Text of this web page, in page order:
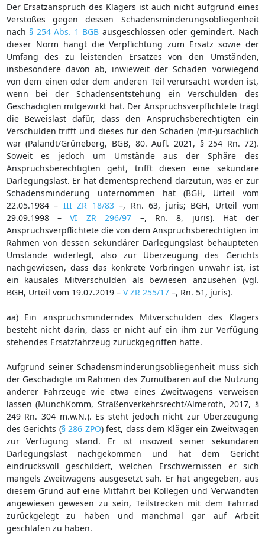
Der Ersatzanspruch des Klägers ist auch nicht aufgrund eines
Verstoßes gegen dessen Schadensminderungsobliegenheit
nach § 254 Abs. 1 BGB ausgeschlossen oder gemindert. Nach
dieser Norm hängt die Verpflichtung zum Ersatz sowie der
Umfang des zu leistenden Ersatzes von den Umständen,
insbesondere davon ab, inwieweit der Schaden vorwiegend
von dem einen oder dem anderen Teil verursacht worden ist,
wenn bei der Schadensentstehung ein Verschulden des
Geschädigten mitgewirkt hat. Der Anspruchsverpflichtete trägt
die Beweislast dafür, dass den Anspruchsberechtigten ein
Verschulden trifft und dieses für den Schaden (mit-)ursächlich
war (Palandt/Grüneberg, BGB, 80. Aufl. 2021, § 254 Rn. 72).
Soweit es jedoch um Umstände aus der Sphäre des
Anspruchsberechtigten geht, trifft diesen eine sekundäre
Darlegungslast. Er hat dementsprechend darzutun, was er zur
Schadensminderung unternommen hat (BGH, Urteil vom
22.05.1984 – III ZR 18/83–, Rn. 63, juris; BGH, Urteil vom
29.09.1998 –VI ZR 296/97 –, Rn. 8, juris). Hat der
Anspruchsverpflichtete die von dem Anspruchsberechtigten im
Rahmen von dessen sekundärer Darlegungslast behaupteten
Umstände widerlegt, also zur Überzeugung des Gerichts
nachgewiesen, dass das konkrete Vorbringen unwahr ist, ist
ein kausales Mitverschulden als bewiesen anzusehen (vgl.
BGH, Urteil vom 19.07.2019 – V ZR 255/17–, Rn. 51, juris).
aa) Ein anspruchsminderndes Mitverschulden des Klägers
besteht nicht darin, dass er nicht auf ein ihm zur Verfügung
stehendes Ersatzfahrzeug zurückgegriffen hätte.
Aufgrund seiner Schadensminderungsobliegenheit muss sich
der Geschädigte im Rahmen des Zumutbaren auf die Nutzung
anderer Fahrzeuge wie etwa eines Zweitwagens verweisen
lassen (MünchKomm, Straßenverkehrsrecht/Almeroth, 2017, §
249 Rn. 304 m.w.N.). Es steht jedoch nicht zur Überzeugung
des Gerichts (§ 286 ZPO) fest, dass dem Kläger ein Zweitwagen
zur Verfügung stand. Er ist insoweit seiner sekundären
Darlegungslast nachgekommen und hat dem Gericht
eindrucksvoll geschildert, welchen Erschwernissen er sich
mangels Zweitwagens ausgesetzt sah. Er hat angegeben, aus
diesem Grund auf eine Mitfahrt bei Kollegen und Verwandten
angewiesen gewesen zu sein, Teilstrecken mit dem Fahrrad
zurückgelegt zu haben und manchmal gar auf Arbeit
geschlafen zu haben.